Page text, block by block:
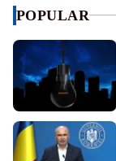
POPULAR